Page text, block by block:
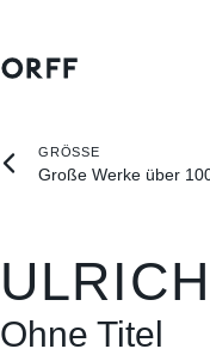
GRÖSSE
Ohne Titel